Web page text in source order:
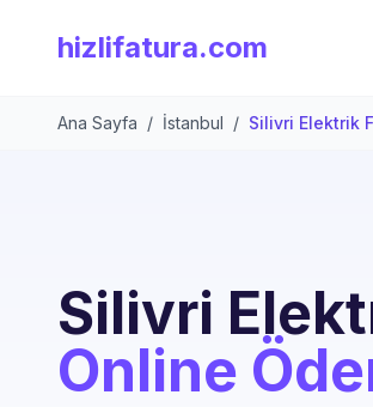
hizlifatura.com
Ana Sayfa / İstanbul / Silivri Elektrik
Silivri
Online